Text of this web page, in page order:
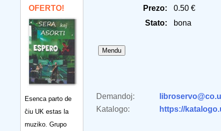
OFERTO!
Esenca parto de
ĉiu UK estas la
muziko. Grupo
Prezo:
0.50 €
Stato:
bona
Demandoj:
Katalogo:
https://